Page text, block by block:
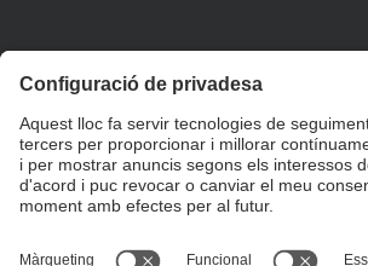
Llista Xarxes Socials